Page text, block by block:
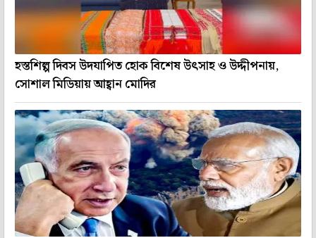
হস্তশিল্প দিবস উদযাপিত হোক বিশেষ উৎসাহ ও উদ্দীপনায়,
সোশাল মিডিয়ায় আহ্বান মোদির